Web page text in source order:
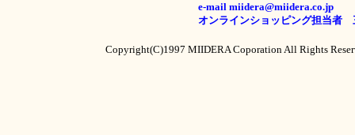
e-mail miidera@miidera.co.jp
オンラインショッピング担当者
Copyright(C)1997 MIIDERA Coporation All Rights